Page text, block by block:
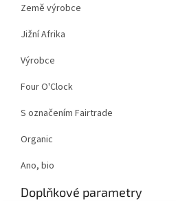
Země výrobce
Jižní Afrika
Výrobce
Four O'Clock
S označením Fairtrade
Organic
Ano, bio
Doplňkové parametry